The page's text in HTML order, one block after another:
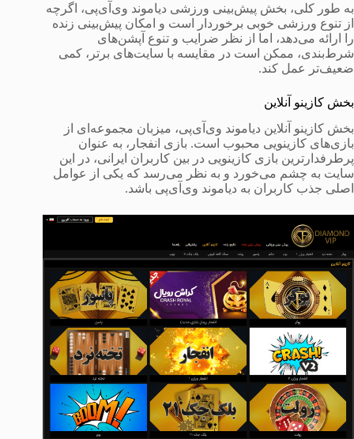
به طور کلی، بخش پیش‌بینی ورزشی دیاموند وی‌آی‌پی، اگرچه
از تنوع ورزشی خوبی برخوردار است و امکان پیش‌بینی زنده
را ارائه می‌دهد، اما از نظر ضرایب و تنوع آپشن‌های
شرط‌بندی، ممکن است در مقایسه با سایت‌های برتر، کمی
ضعیف‌تر عمل کند.
بخش کازینو آنلاین
بخش کازینو آنلاین دیاموند وی‌آی‌پی، میزبان مجموعه‌ای از
بازی‌های کازینویی محبوب است. بازی انفجار، به عنوان
پرطرفدارترین بازی کازینویی در بین کاربران ایرانی، در این
سایت به چشم می‌خورد و به نظر می‌رسد که یکی از عوامل
اصلی جذب کاربران به دیاموند وی‌آی‌پی باشد.